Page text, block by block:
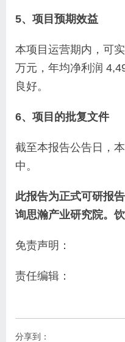
5、项目预期效益
本项目运营期内，可
万元，年均净利润
良好。
6、项目的批复文件
截至本报告公告日，
中。
此报告为正式可研报
询思瀚产业研究院。
免责声明：
责任编辑：
分享到：